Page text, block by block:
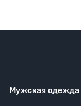
Мужская одежда